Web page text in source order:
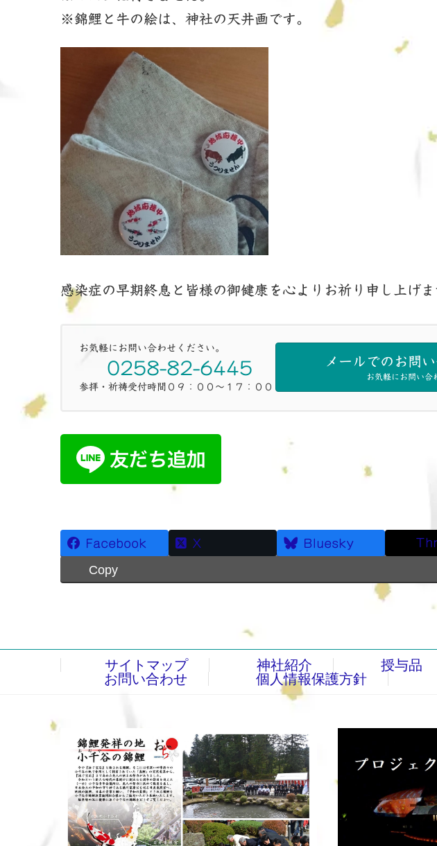
※錦鯉と牛の絵は、神社の天井画です。
感染症の早期終息と皆様の御健康を心よりお祈り申し上げま
お気軽にお問い合わせください。
0258-82-6445
参拝・祈祷受付時間０９：００～１７：００
メールでのお問
お気軽にお問い合
Facebook X Bluesky
Copy
サイトマップ 神社紹介 授与品
お問い合わせ
個人情報保護方針